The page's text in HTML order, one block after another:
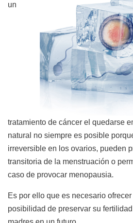
un
tratamiento de cáncer el quedarse
natural no siempre es posible
irreversible en los ovarios, pueden
transitoria de la menstruación o
caso de provocar menopausia.
Es por ello que es necesario
posibilidad de preservar su